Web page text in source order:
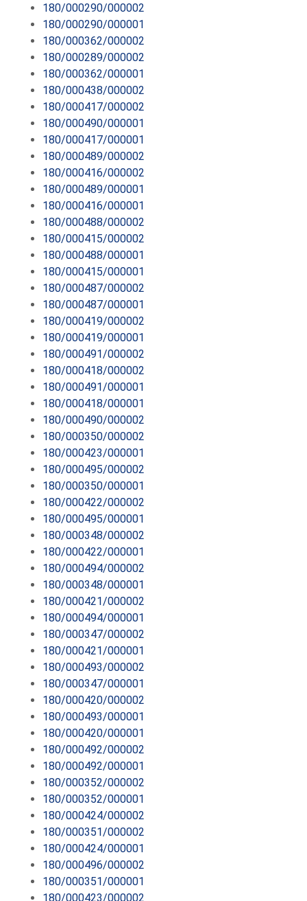
180/000290/000002
180/000290/000001
180/000362/000002
180/000289/000002
180/000362/000001
180/000438/000002
180/000417/000002
180/000490/000001
180/000417/000001
180/000489/000002
180/000416/000002
180/000489/000001
180/000416/000001
180/000488/000002
180/000415/000002
180/000488/000001
180/000415/000001
180/000487/000002
180/000487/000001
180/000419/000002
180/000419/000001
180/000491/000002
180/000418/000002
180/000491/000001
180/000418/000001
180/000490/000002
180/000350/000002
180/000423/000001
180/000495/000002
180/000350/000001
180/000422/000002
180/000495/000001
180/000348/000002
180/000422/000001
180/000494/000002
180/000348/000001
180/000421/000002
180/000494/000001
180/000347/000002
180/000421/000001
180/000493/000002
180/000347/000001
180/000420/000002
180/000493/000001
180/000420/000001
180/000492/000002
180/000492/000001
180/000352/000002
180/000352/000001
180/000424/000002
180/000351/000002
180/000424/000001
180/000496/000002
180/000351/000001
180/000423/000002